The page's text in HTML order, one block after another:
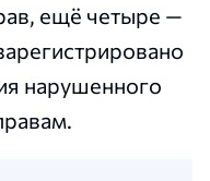
ещё четыре —
нарушенного